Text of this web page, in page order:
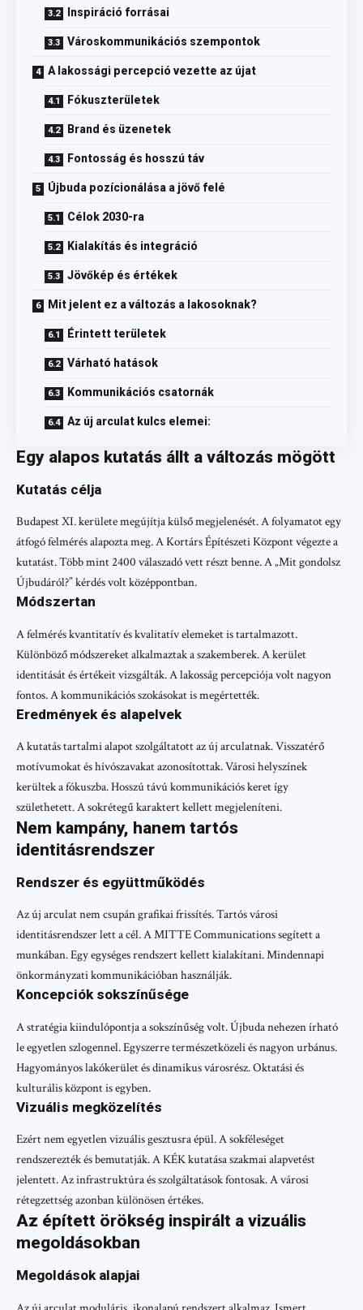
Inspiráció forrásai
Városkommunikációs szempontok
A lakossági percepció vezette az újat
Fókuszterületek
Brand és üzenetek
Fontosság és hosszú táv
Újbuda pozícionálása a jövő felé
Célok 2030-ra
Kialakítás és integráció
Jövőkép és értékek
Mit jelent ez a változás a lakosoknak?
Érintett területek
Várható hatások
Kommunikációs csatornák
Az új arculat kulcs elemei:
Egy alapos kutatás állt a változás mögött
Kutatás célja
Budapest XI. kerülete megújítja külső megjelenését. A folyamatot egy
átfogó felmérés alapozta meg. A Kortárs Építészeti Központ végezte a
kutatást. Több mint 2400 válaszadó vett részt benne. A „Mit gondolsz
Újbudáról?” kérdés volt középpontban.
Módszertan
A felmérés kvantitatív és kvalitatív elemeket is tartalmazott.
Különböző módszereket alkalmaztak a szakemberek. A kerület
identitását és értékeit vizsgálták. A lakosság percepciója volt nagyon
fontos. A kommunikációs szokásokat is megértették.
Eredmények és alapelvek
A kutatás tartalmi alapot szolgáltatott az új arculatnak. Visszatérő
motívumokat és hívószavakat azonosítottak. Városi helyszínek
kerültek a fókuszba. Hosszú távú kommunikációs keret így
születhetett. A sokrétegű karaktert kellett megjeleníteni.
Nem kampány, hanem tartós
identitásrendszer
Rendszer és együttműködés
Az új arculat nem csupán grafikai frissítés. Tartós városi
identitásrendszer lett a cél. A MITTE Communications segített a
munkában. Egy egységes rendszert kellett kialakítani. Mindennapi
önkormányzati kommunikációban használják.
Koncepciók sokszínűsége
A stratégia kiindulópontja a sokszínűség volt. Újbuda nehezen írható
le egyetlen szlogennel. Egyszerre természetközeli és nagyon urbánus.
Hagyományos lakókerület és dinamikus városrész. Oktatási és
kulturális központ is egyben.
Vizuális megközelítés
Ezért nem egyetlen vizuális gesztusra épül. A sokféleséget
rendszerezték és bemutatják. A KÉK kutatása szakmai alapvetést
jelentett. Az infrastruktúra és szolgáltatások fontosak. A városi
rétegzettség azonban különösen értékes.
Az épített örökség inspirált a vizuális
megoldásokban
Megoldások alapjai